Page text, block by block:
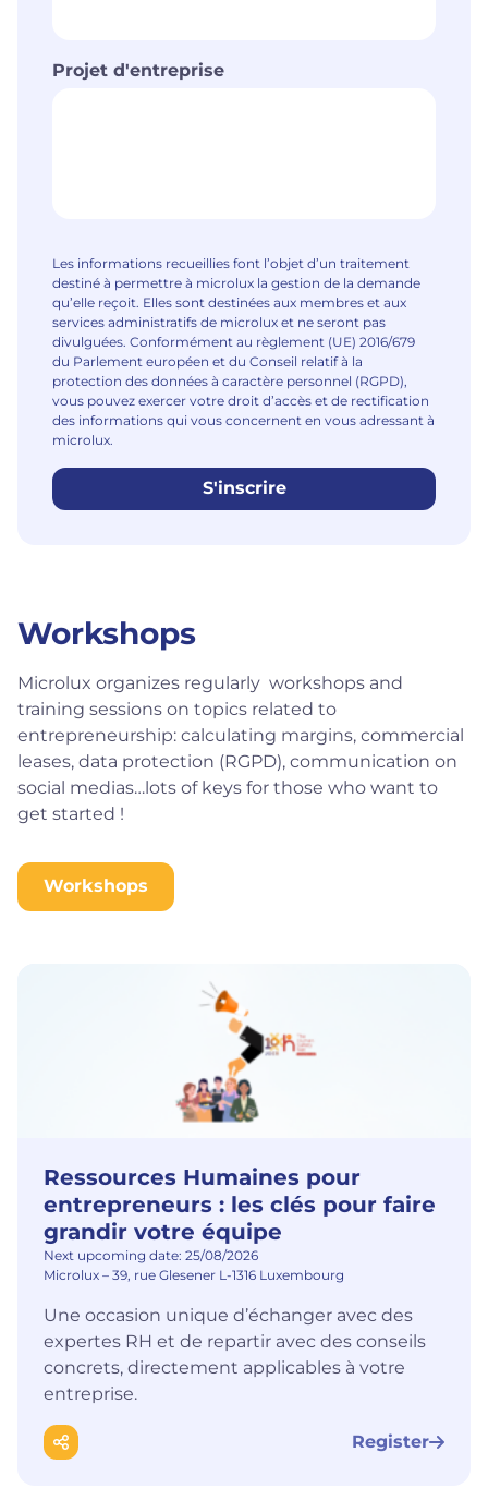
Projet d'entreprise
Les informations recueillies font l’objet d’un traitement
destiné à permettre à microlux la gestion de la demande
qu’elle reçoit. Elles sont destinées aux membres et aux
services administratifs de microlux et ne seront pas
divulguées. Conformément au règlement (UE) 2016/679
du Parlement européen et du Conseil relatif à la
protection des données à caractère personnel (RGPD),
vous pouvez exercer votre droit d’accès et de rectification
des informations qui vous concernent en vous adressant à
microlux.
S'inscrire
Workshops
Microlux organizes regularly workshops and
training sessions on topics related to
entrepreneurship: calculating margins, commercial
leases, data protection (RGPD), communication on
social medias…lots of keys for those who want to
get started !
Workshops
Ressources Humaines pour
entrepreneurs : les clés pour faire
grandir votre équipe
Next upcoming date: 25/08/2026
Microlux – 39, rue Glesener L-1316 Luxembourg
Une occasion unique d’échanger avec des
expertes RH et de repartir avec des conseils
concrets, directement applicables à votre
entreprise.
Register